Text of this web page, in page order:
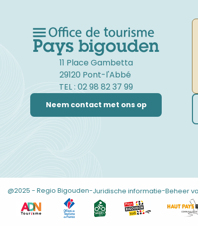
11 Place Gambetta
29120 Pont-l'Abbé
TEL : 02 98 82 37 99
Neem contact met ons op
@2025 - Regio Bigouden-Juridische informatie-Beheer